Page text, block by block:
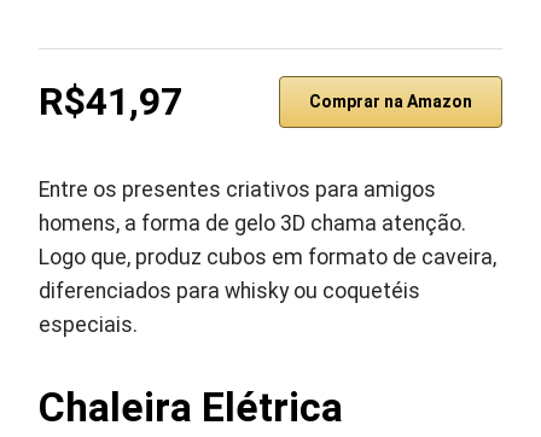
R$41,97 Comprar na Amazon
Entre os presentes criativos para amigos
homens, a forma de gelo 3D chama atenção.
Logo que, produz cubos em formato de caveira,
diferenciados para whisky ou coquetéis
especiais.
Chaleira Elétrica